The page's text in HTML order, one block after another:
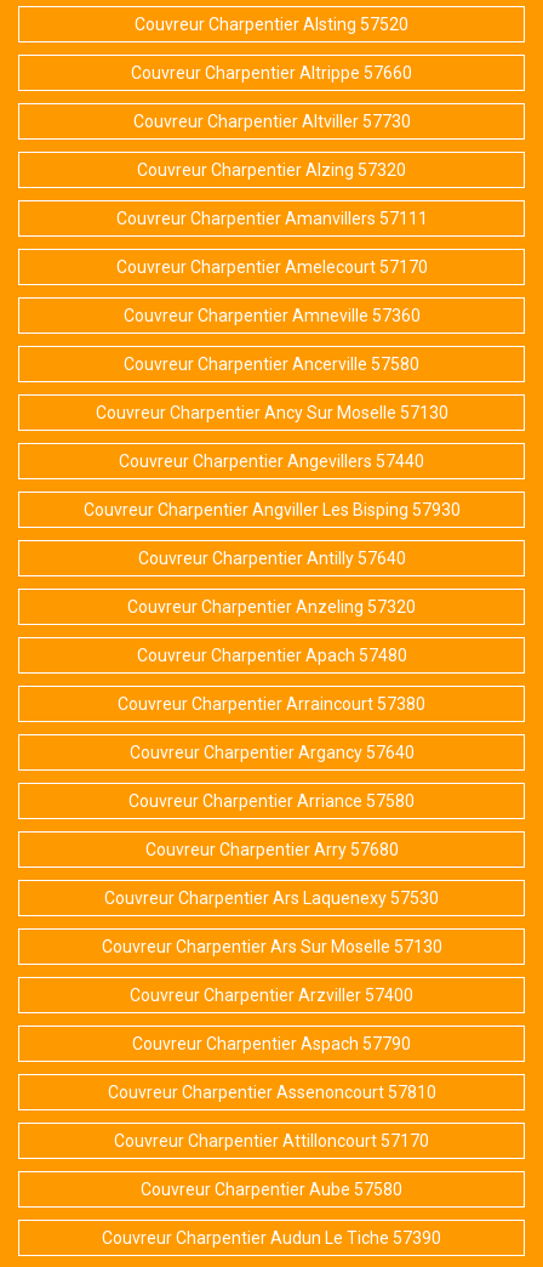
Couvreur Charpentier Alsting 57520
Couvreur Charpentier Altrippe 57660
Couvreur Charpentier Altviller 57730
Couvreur Charpentier Alzing 57320
Couvreur Charpentier Amanvillers 57111
Couvreur Charpentier Amelecourt 57170
Couvreur Charpentier Amneville 57360
Couvreur Charpentier Ancerville 57580
Couvreur Charpentier Ancy Sur Moselle 57130
Couvreur Charpentier Angevillers 57440
Couvreur Charpentier Angviller Les Bisping 57930
Couvreur Charpentier Antilly 57640
Couvreur Charpentier Anzeling 57320
Couvreur Charpentier Apach 57480
Couvreur Charpentier Arraincourt 57380
Couvreur Charpentier Argancy 57640
Couvreur Charpentier Arriance 57580
Couvreur Charpentier Arry 57680
Couvreur Charpentier Ars Laquenexy 57530
Couvreur Charpentier Ars Sur Moselle 57130
Couvreur Charpentier Arzviller 57400
Couvreur Charpentier Aspach 57790
Couvreur Charpentier Assenoncourt 57810
Couvreur Charpentier Attilloncourt 57170
Couvreur Charpentier Aube 57580
Couvreur Charpentier Audun Le Tiche 57390